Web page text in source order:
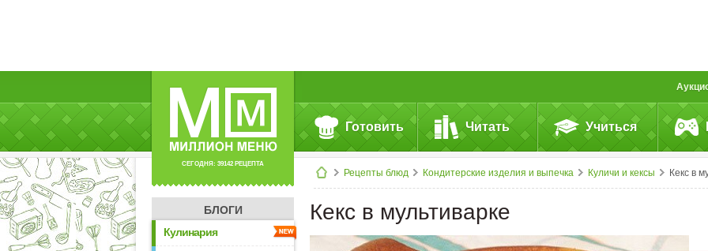
СЕГОДНЯ: 39142 РЕЦЕПТА
Готовить Читать Учиться
Рецепты блюд Кондитерские изделия и выпечка Куличи и кексы Кекс в
БЛОГИ
Кулинария
Кекс в мультиварке